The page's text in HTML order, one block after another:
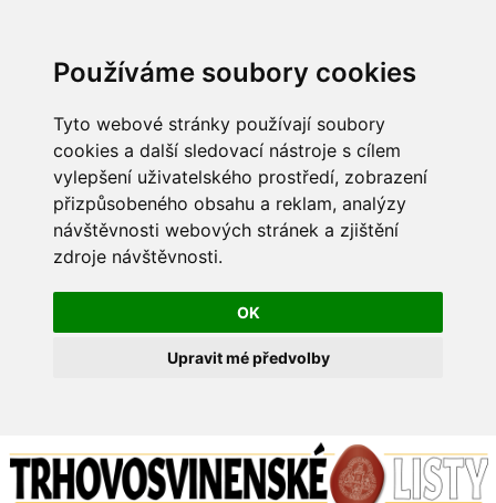
Používáme soubory cookies
Tyto webové stránky používají soubory
cookies a další sledovací nástroje s cílem
vylepšení uživatelského prostředí, zobrazení
přizpůsobeného obsahu a reklam, analýzy
návštěvnosti webových stránek a zjištění
zdroje návštěvnosti.
OK
Upravit mé předvolby